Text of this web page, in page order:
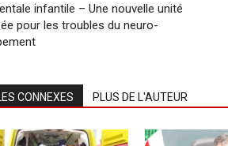
infantile – Une nouvelle unité
pour les troubles du neuro-
CONNEXES PLUS DE L'AUTEUR